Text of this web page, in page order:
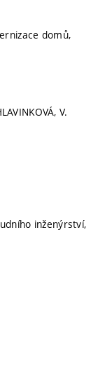
domů,
V.
inženýrství,